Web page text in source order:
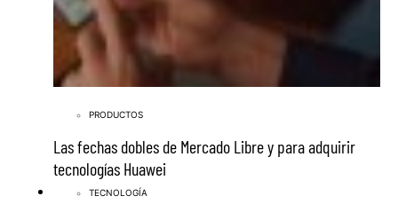
PRODUCTOS
Las fechas dobles de Mercado Libre y para adquirir
tecnologías Huawei
TECNOLOGÍA